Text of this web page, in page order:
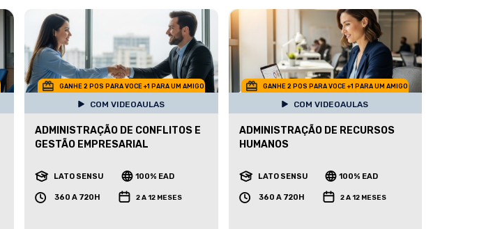
GANHE 2 POS PARA VOCE +1 PARA UM AMIGO
COM VIDEOAULAS
ADMINISTRAÇÃO DE CONFLITOS E
GESTÃO EMPRESARIAL
LATO SENSU 100% EAD
360 A 720H 2 A 12 MESES
GANHE 2 POS PARA VOCE +1 PARA UM AMIGO
COM VIDEOAULAS
ADMINISTRAÇÃO DE RECURSOS
HUMANOS
LATO SENSU 100% EAD
360 A 720H 2 A 12 MESES